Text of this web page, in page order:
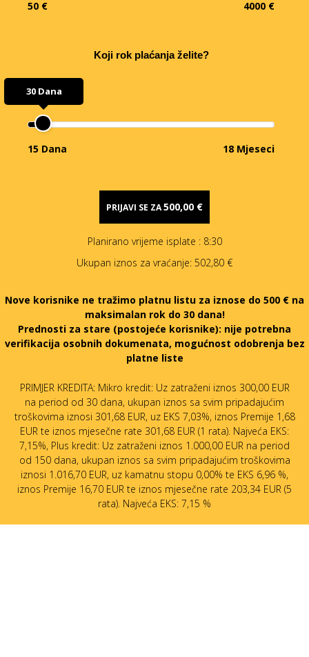
50 € 4000 €
Koji rok plaćanja želite?
30 Dana
15 Dana 18 Mjeseci
PRIJAVI SE ZA500,00 €
Planirano vrijeme isplate : 8:30
Ukupan iznos za vraćanje: 502,80 €
Nove korisnike ne tražimo platnu listu za iznose do 500 € na
maksimalan rok do 30 dana!
Prednosti za stare (postojeće korisnike): nije potrebna
verifikacija osobnih dokumenata, mogućnost odobrenja bez
platne liste
PRIMJER KREDITA: Mikro kredit: Uz zatraženi iznos 300,00 EUR
na period od 30 dana, ukupan iznos sa svim pripadajućim
troškovima iznosi 301,68 EUR, uz EKS 7,03%, iznos Premije 1,68
EUR te iznos mjesečne rate 301,68 EUR (1 rata). Najveća EKS:
7,15%, Plus kredit: Uz zatraženi iznos 1.000,00 EUR na period
od 150 dana, ukupan iznos sa svim pripadajućim troškovima
iznosi 1.016,70 EUR, uz kamatnu stopu 0,00% te EKS 6,96 %,
iznos Premije 16,70 EUR te iznos mjesečne rate 203,34 EUR (5
rata). Najveća EKS: 7,15 %